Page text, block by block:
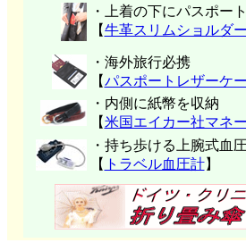
・上着の下にパスポー
【牛革スリムショルダー
・海外旅行必携
【パスポートレザーケ
・内側に紙幣を収納
【米国エイカー社マネ
・持ち歩ける上腕式血
【 トラベル血圧計】